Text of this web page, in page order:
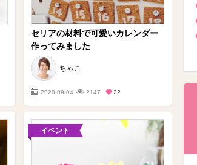
セリアの材料で可愛いカレンダー
作ってみました
ちゃこ
2020.09.04 2147 22
イベント